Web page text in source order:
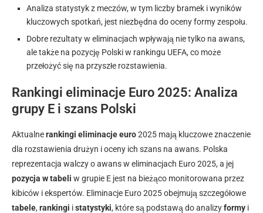
Analiza statystyk z meczów, w tym liczby bramek i wyników
kluczowych spotkań, jest niezbędna do oceny formy zespołu.
Dobre rezultaty w eliminacjach wpływają nie tylko na awans,
ale także na pozycję Polski w rankingu UEFA, co może
przełożyć się na przyszłe rozstawienia.
Rankingi eliminacje Euro 2025: Analiza
grupy E i szans Polski
Aktualnerankingi eliminacje euro2025 mają kluczowe znaczenie
dla rozstawienia drużyn i oceny ich szans na awans. Polska
reprezentacja walczy o awans w eliminacjach Euro 2025, a jej
pozycja w tabeli w grupie E jest na bieżąco monitorowana przez
kibiców i ekspertów. Eliminacje Euro 2025 obejmują szczegółowe
tabele, rankingi istatystyki, które są podstawą do analizyformy i